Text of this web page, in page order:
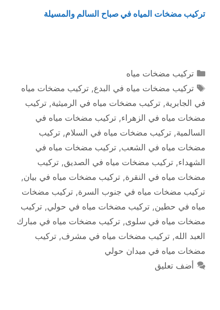
تركيب مضخات المياه في صباح السالم والمسيلة
التصنيفات
تركيب مضخات مياه
الوسوم
تركيب مضخات مياه في البدع,تركيب مضخات مياه
في الجابرية, تركيب مضخات مياه في الرميثية, تركيب
مضخات مياه في الزهراء, تركيب مضخات مياه في
السالمية, تركيب مضخات مياه في السلام, تركيب
مضخات مياه في الشعب, تركيب مضخات مياه في
الشهداء, تركيب مضخات مياه في الصديق, تركيب
مضخات مياه في النقرة, تركيب مضخات مياه في بيان,
تركيب مضخات مياه في جنوب السرة, تركيب مضخات
مياه في حطين, تركيب مضخات مياه في حولي, تركيب
مضخات مياه في سلوى, تركيب مضخات مياه في مبارك
العبد الله, تركيب مضخات مياه في مشرف, تركيب
مضخات مياه في ميدان حولي
أضف تعليق